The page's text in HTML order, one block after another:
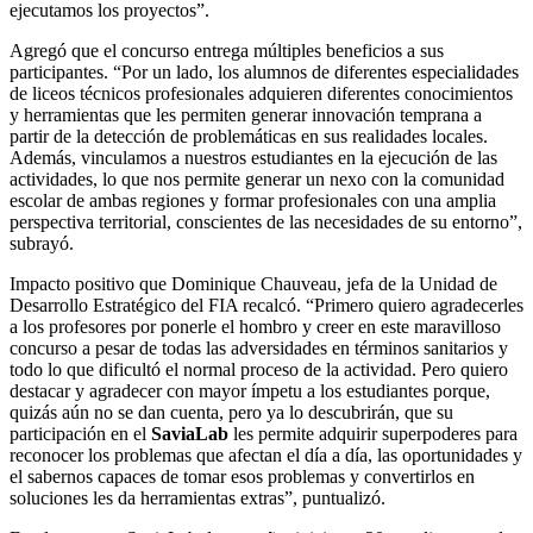
ejecutamos los proyectos”.
Agregó que el concurso entrega múltiples beneficios a sus
participantes. “Por un lado, los alumnos de diferentes especialidades
de liceos técnicos profesionales adquieren diferentes conocimientos
y herramientas que les permiten generar innovación temprana a
partir de la detección de problemáticas en sus realidades locales.
Además, vinculamos a nuestros estudiantes en la ejecución de las
actividades, lo que nos permite generar un nexo con la comunidad
escolar de ambas regiones y formar profesionales con una amplia
perspectiva territorial, conscientes de las necesidades de su entorno”,
subrayó.
Impacto positivo que Dominique Chauveau, jefa de la Unidad de
Desarrollo Estratégico del FIA recalcó. “Primero quiero agradecerles
a los profesores por ponerle el hombro y creer en este maravilloso
concurso a pesar de todas las adversidades en términos sanitarios y
todo lo que dificultó el normal proceso de la actividad. Pero quiero
destacar y agradecer con mayor ímpetu a los estudiantes porque,
quizás aún no se dan cuenta, pero ya lo descubrirán, que su
participación en el SaviaLab les permite adquirir superpoderes para
reconocer los problemas que afectan el día a día, las oportunidades y
el sabernos capaces de tomar esos problemas y convertirlos en
soluciones les da herramientas extras”, puntualizó.